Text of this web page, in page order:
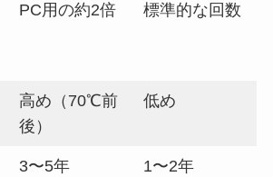
PC用の約2倍 標準的な回数
高め（70℃前
後）
低め
3〜5年 1〜2年